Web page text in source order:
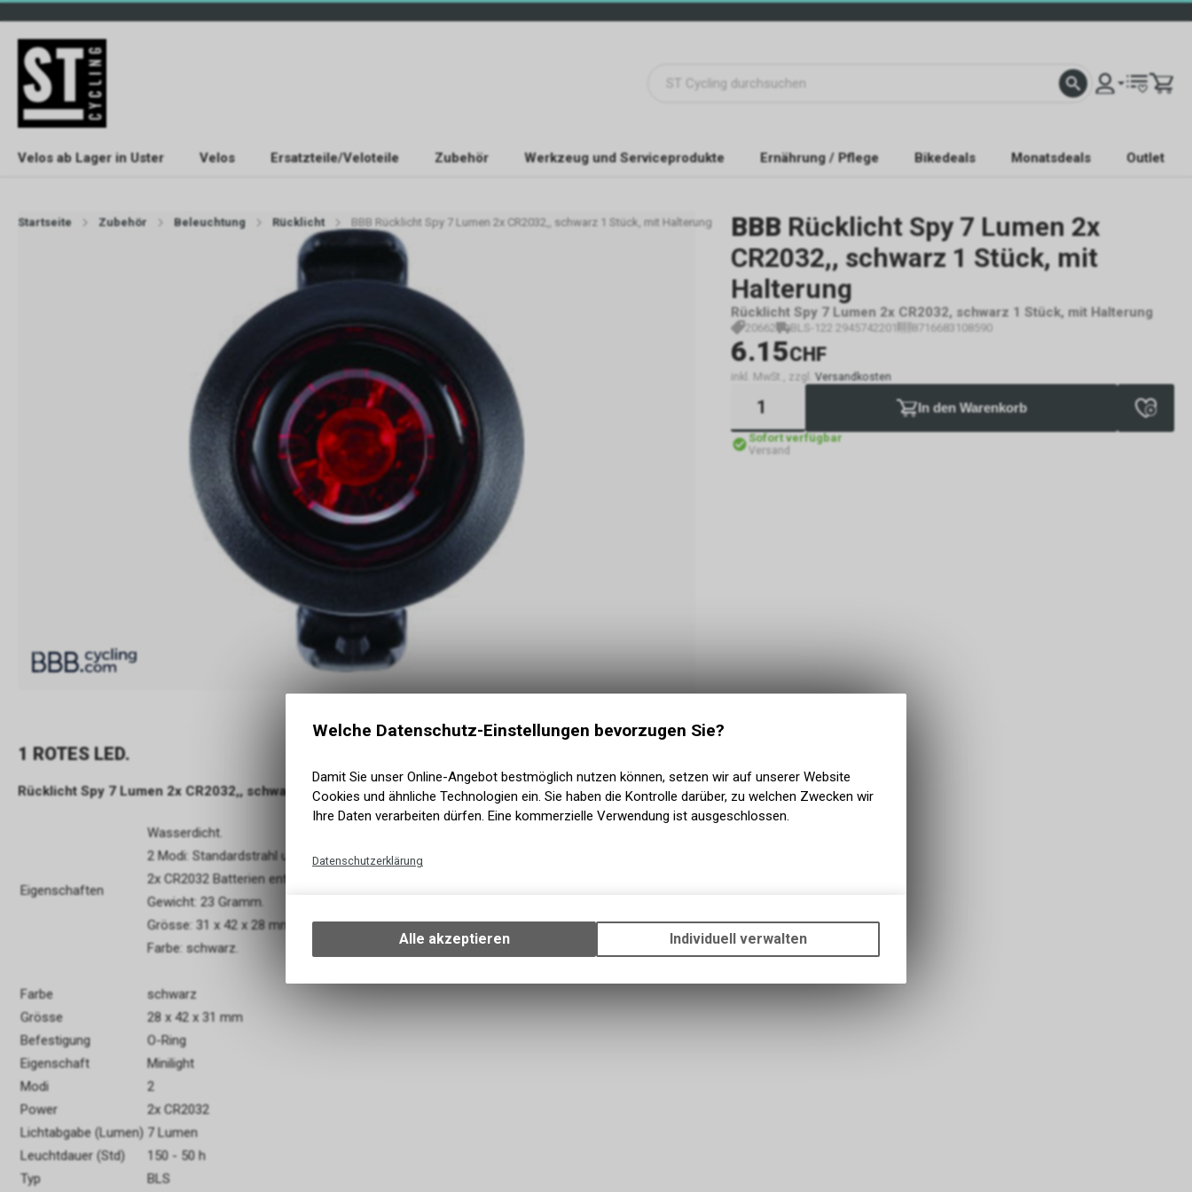
Velos ab Lager in Uster Velos Ersatzteile/Veloteile Zubehör Werkzeug und Serviceprodukte Ernährung / Pflege Bikedeals Monatsdeals Outlet
Startseite Zubehör Beleuchtung Rücklicht BBB Rücklicht Spy 7 Lumen 2x CR2032,, schwarz 1 Stück, mit Halterung BBB Rücklicht Spy 7 Lumen 2x
CR2032,, schwarz 1 Stück, mit
Halterung
Rücklicht Spy 7 Lumen 2x CR2032, schwarz 1 Stück, mit Halterung
20662 BLS-122 2945742201 8716683108590
6.15CHF
inkl. MwSt., zzgl. Versandkosten
In den Warenkorb
Sofort verfügbar
Versand
1 ROTES LED.
Rücklicht Spy 7 Lumen 2x CR2032,, schwarz 1 Stück, mit Halterung
Eigenschaften
Wasserdicht.
2 Modi: Standardstrahl und Blinklicht.
2x CR2032 Batterien enthalten.
Gewicht: 23 Gramm.
Grösse: 31 x 42 x 28 mm.
Farbe: schwarz.
Farbe
schwarz
Grösse
28 x 42 x 31 mm
Befestigung
O-Ring
Eigenschaft
Minilight
Modi
2
Power
2x CR2032
Lichtabgabe (Lumen) 7 Lumen
Leuchtdauer (Std)
150 - 50 h
Typ
BLS
Welche Datenschutz-Einstellungen bevorzugen Sie?
Damit Sie unser Online-Angebot bestmöglich nutzen können, setzen wir auf unserer Website
Cookies und ähnliche Technologien ein. Sie haben die Kontrolle darüber, zu welchen Zwecken wir
Ihre Daten verarbeiten dürfen. Eine kommerzielle Verwendung ist ausgeschlossen.
Datenschutzerklärung
Ihrem Gerät, um die grundlegenden Funktionen unseres Online-Angebots, wie die
Verwendung des Warenkorbs, zu ermöglichen. Bitte beachten Sie, dass die
zulassen.
Alle akzeptieren Individuell verwalten